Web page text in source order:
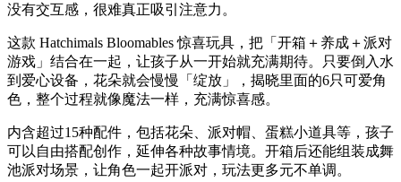
没有交互感，很难真正吸引注意力。
这款 Hatchimals Bloomables 惊喜玩具，把「开箱＋养成＋派对
游戏」结合在一起，让孩子从一开始就充满期待。只要倒入水
到爱心设备，花朵就会慢慢「绽放」，揭晓里面的6只可爱角
色，整个过程就像魔法一样，充满惊喜感。
内含超过15种配件，包括花朵、派对帽、蛋糕小道具等，孩子
可以自由搭配创作，延伸各种故事情境。开箱后还能组装成舞
池派对场景，让角色一起开派对，玩法更多元不单调。